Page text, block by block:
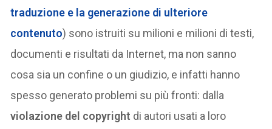
traduzione e la generazione di ulteriore
contenuto) sono istruiti su milioni e milioni di testi,
documenti e risultati da Internet, ma non sanno
cosa sia un confine o un giudizio, e infatti hanno
spesso generato problemi su più fronti: dalla
violazione del copyright di autori usati a loro